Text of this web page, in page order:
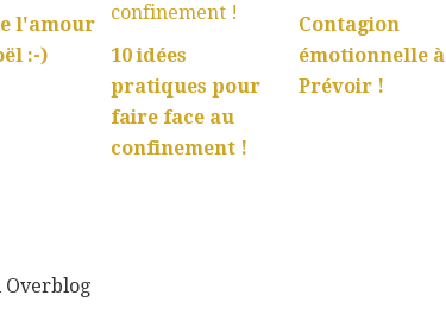
l'amour
:-)
10 idées
pratiques pour
faire face au
confinement !
Contagion
émotionnelle à
Prévoir !